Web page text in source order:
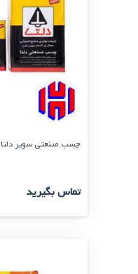
چسب صنعتی سوپر دلتا
تماس بگیرید